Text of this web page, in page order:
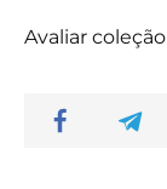
Avaliar coleção